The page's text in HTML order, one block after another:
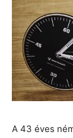
A 43 éves